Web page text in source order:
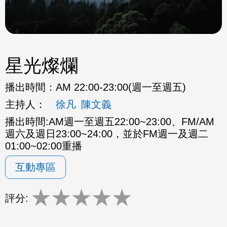
星光燦爛
播出時間： AM 22:00-23:00(週一至週五)
主持人：
徐凡 陳文義
播出時間:AM週一至週五22:00~23:00、FM/AM
週六及週日23:00~24:00，並於FM週一及週二
01:00~02:00重播
互動專區
評分: ★★★★★